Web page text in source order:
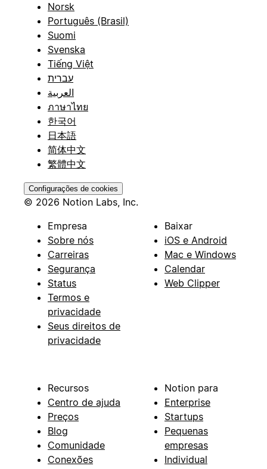
Norsk
Português (Brasil)
Suomi
Svenska
Tiếng Việt
עברית
العربية
ภาษาไทย
한국어
日本語
简体中文
繁體中文
Configurações de cookies
© 2026 Notion Labs, Inc.
Empresa
Sobre nós
Carreiras
Segurança
Status
Termos e
privacidade
Seus direitos de
privacidade
Baixar
iOS e Android
Mac e Windows
Calendar
Web Clipper
Recursos
Centro de ajuda
Preços
Blog
Comunidade
Conexões
Notion para
Enterprise
Startups
Pequenas
empresas
Individual